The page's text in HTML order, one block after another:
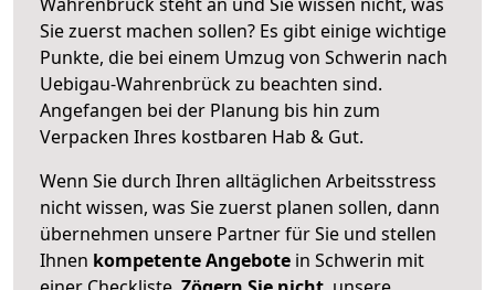
Sie zuerst machen sollen? Es gibt einige wichtige
Punkte, die bei einem Umzug von Schwerin nach
Uebigau-Wahrenbrück zu beachten sind.
Angefangen bei der Planung bis hin zum
Verpacken Ihres kostbaren Hab & Gut.
Wenn Sie durch Ihren alltäglichen Arbeitsstress
nicht wissen, was Sie zuerst planen sollen, dann
übernehmen unsere Partner für Sie und stellen
Ihnen kompetente Angebote in Schwerin mit